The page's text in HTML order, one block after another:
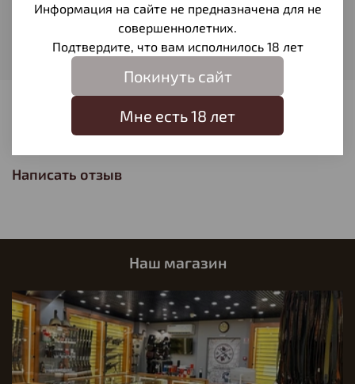
Экспансивная
Написать отзыв
Наш магазин
Информация на сайте не предназначена для не
совершеннолетних.
Подтвердите, что вам исполнилось 18 лет
Покинуть сайт
Мне есть 18 лет